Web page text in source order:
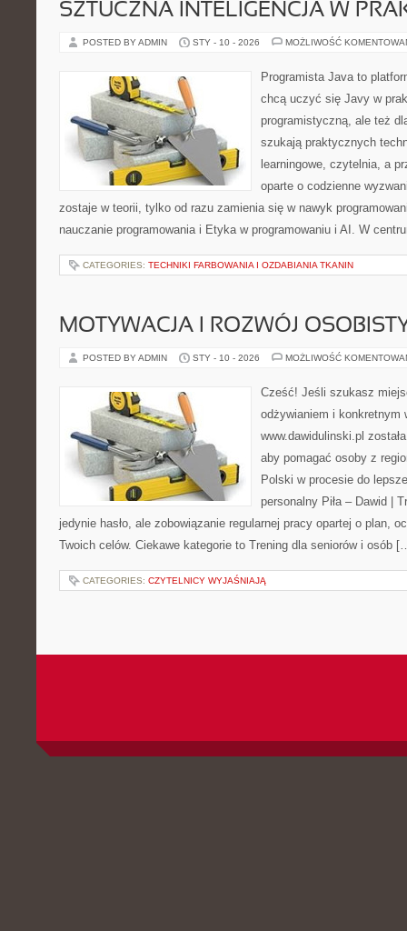
SZTUCZNA INTELIGENCJA W
POSTED BY ADMIN STY - 10 - 2026 MOŻLIWOŚĆ
Programista Java to
chcą uczyć się Javy w
programistyczną, ale też
szukają praktycznych
learningowe, czytelnia, a
oparte o codzienne
zostaje w teorii, tylko od razu zamienia się w nawyk
nauczanie programowania i Etyka w programowaniu i AI. W
CATEGORIES: TECHNIKI FARBOWANIA I OZDABIANIA TKANIN
MOTYWACJA I ROZWÓJ
POSTED BY ADMIN STY - 10 - 2026 MOŻLIWOŚĆ
Cześć! Jeśli szukasz
odżywianiem i konkretnym
www.dawidulinski.pl
aby pomagać osoby z
Polski w procesie do
personalny Piła – Dawid |
jedynie hasło, ale zobowiązanie regularnej pracy opartej o plan,
Twoich celów. Ciekawe kategorie to Trening dla seniorów i osób
CATEGORIES: CZYTELNICY WYJAŚNIAJĄ